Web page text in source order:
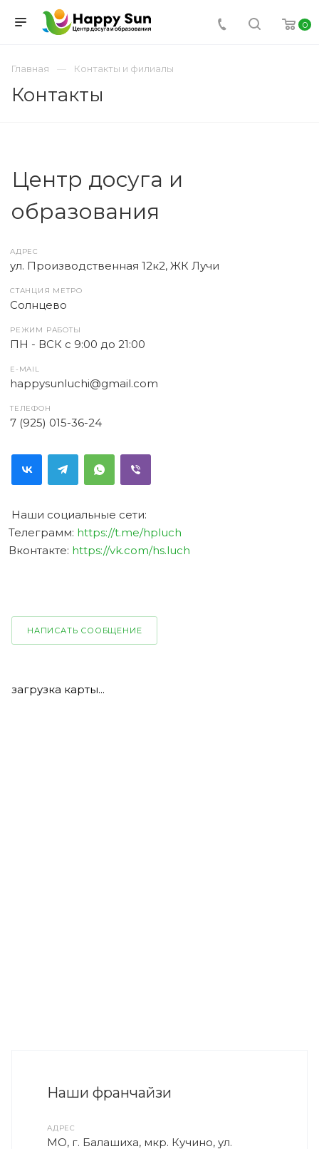
0
Главная Контакты и филиалы
Контакты
Центр досуга и
образования
АДРЕС
ул. Производственная 12к2, ЖК Лучи
СТАНЦИЯ МЕТРО
Солнцево
РЕЖИМ РАБОТЫ
ПН - ВСК с 9:00 до 21:00
E-MAIL
happysunluchi@gmail.com
ТЕЛЕФОН
7 (925) 015-36-24
Наши социальные сети:
Телеграмм: https://t.me/hpluch
Вконтакте: https://vk.com/hs.luch
НАПИСАТЬ СООБЩЕНИЕ
загрузка карты...
Наши франчайзи
АДРЕС
МО, г. Балашиха, мкр. Кучино, ул.